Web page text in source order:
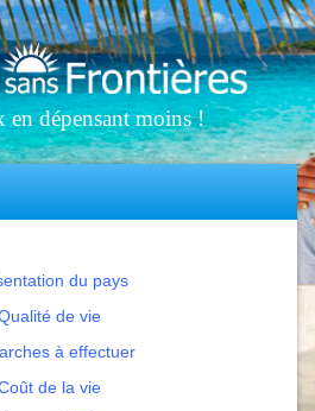
dépensant moins !
du pays
de vie
à effectuer
de la vie